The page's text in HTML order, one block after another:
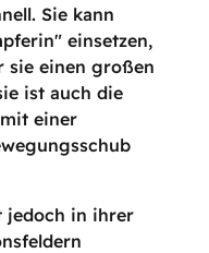
Sie kann
einsetzen,
sie einen großen
ist auch die
einer
jedoch in ihrer